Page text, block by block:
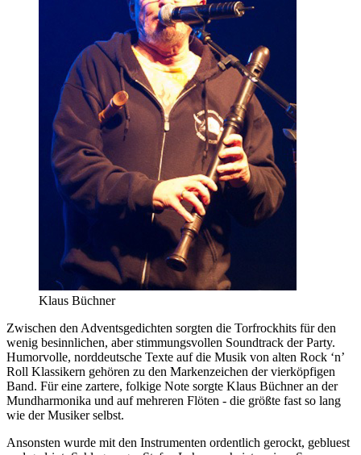
Klaus Büchner
Zwischen den Adventsgedichten sorgten die Torfrockhits für den
wenig besinnlichen, aber stimmungsvollen Soundtrack der Party.
Humorvolle, norddeutsche Texte auf die Musik von alten Rock ‘n’
Roll Klassikern gehören zu den Markenzeichen der vierköpfigen
Band. Für eine zartere, folkige Note sorgte Klaus Büchner an der
Mundharmonika und auf mehreren Flöten - die größte fast so lang
wie der Musiker selbst.
Ansonsten wurde mit den Instrumenten ordentlich gerockt, gebluest